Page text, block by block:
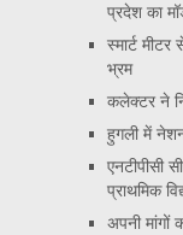
प्रदेश का
स्मार्ट
भ्रम
कलेक्टर ने
हुगली में
एनटीपीसी
प्राथमिक
अपनी मांगों